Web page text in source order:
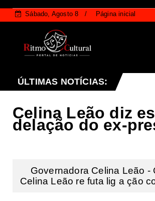
Sábado, Agosto 8 Página inicial
ÚLTIMAS NOTÍCIAS:
pode ajudar a combater
Celina Leão diz
delação do ex-
Governadora Celina Leão -
Celina Leão re futa lig a ção